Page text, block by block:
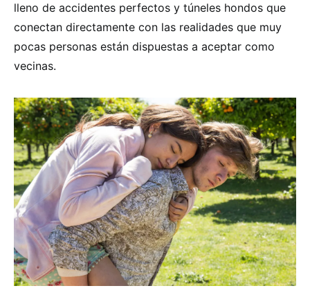
lleno de accidentes perfectos y túneles hondos que
conectan directamente con las realidades que muy
pocas personas están dispuestas a aceptar como
vecinas.